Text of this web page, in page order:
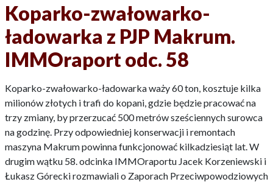
Koparko-zwałowarko-
ładowarka z PJP Makrum.
IMMOraport odc. 58
Koparko-zwałowarko-ładowarka waży 60 ton, kosztuje kilka
milionów złotych i trafi do kopani, gdzie będzie pracować na
trzy zmiany, by przerzucać 500 metrów sześciennych surowca
na godzinę. Przy odpowiedniej konserwacji i remontach
maszyna Makrum powinna funkcjonować kilkadziesiąt lat. W
drugim wątku 58. odcinka IMMOraportu Jacek Korzeniewski i
Łukasz Górecki rozmawiali o Zaporach Przeciwpowodziowych